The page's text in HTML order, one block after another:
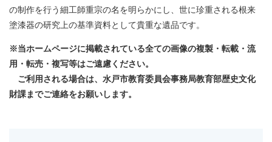
の制作を行う細工師重宗の名を明らかにし、世に珍重される根来
塗漆器の研究上の基準資料として貴重な遺品です。
※当ホームページに掲載されている全ての画像の複製・転載・流
用・転売・複写等はご遠慮ください。
ご利用される場合は、水戸市教育委員会事務局教育部歴史文化
財課までご連絡をお願いします。